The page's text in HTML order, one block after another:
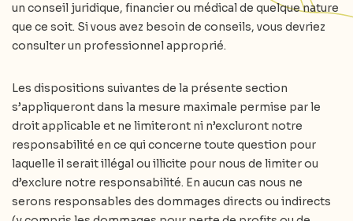
un conseil juridique, financier ou médical de quelque nature
que ce soit. Si vous avez besoin de conseils, vous devriez
consulter un professionnel approprié.
Les dispositions suivantes de la présente section
s’appliqueront dans la mesure maximale permise par le
droit applicable et ne limiteront ni n’excluront notre
responsabilité en ce qui concerne toute question pour
laquelle il serait illégal ou illicite pour nous de limiter ou
d’exclure notre responsabilité. En aucun cas nous ne
serons responsables des dommages directs ou indirects